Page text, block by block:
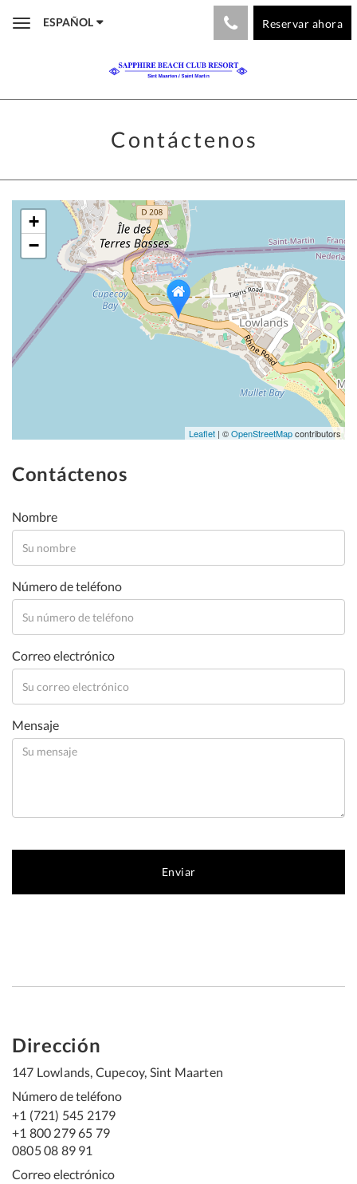
ToggleESPAÑOL Reservar ahora
Contáctenos
+
−
Leaflet | ©OpenStreetMapcontributors
Contáctenos
Nombre
Número de teléfono
Correo electrónico
Mensaje
Dirección
147 Lowlands, Cupecoy, Sint Maarten
Número de teléfono
+1 (721) 545 2179
+1 800 279 65 79
0805 08 89 91
Correo electrónico